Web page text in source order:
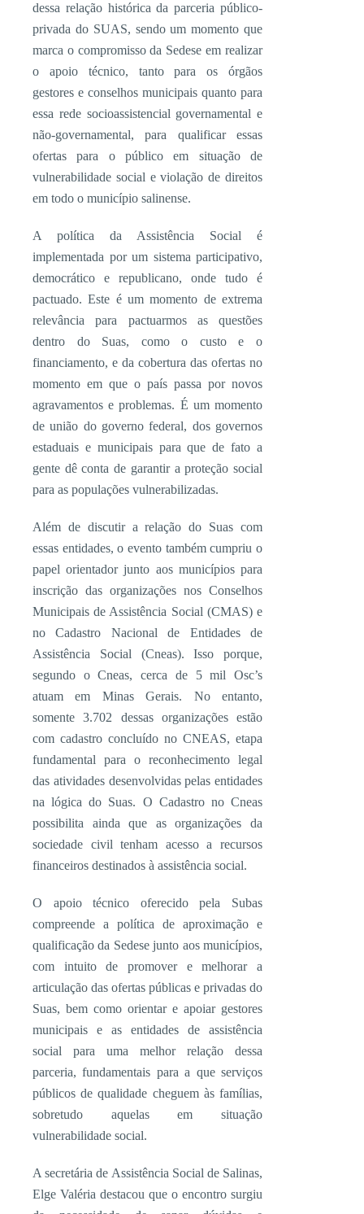
dessa relação histórica da parceria público-
privada do SUAS, sendo um momento que
marca o compromisso da Sedese em realizar
o apoio técnico, tanto para os órgãos
gestores e conselhos municipais quanto para
essa rede socioassistencial governamental e
não-governamental, para qualificar essas
ofertas para o público em situação de
vulnerabilidade social e violação de direitos
em todo o município salinense.
A política da Assistência Social é
implementada por um sistema participativo,
democrático e republicano, onde tudo é
pactuado. Este é um momento de extrema
relevância para pactuarmos as questões
dentro do Suas, como o custo e o
financiamento, e da cobertura das ofertas no
momento em que o país passa por novos
agravamentos e problemas. É um momento
de união do governo federal, dos governos
estaduais e municipais para que de fato a
gente dê conta de garantir a proteção social
para as populações vulnerabilizadas.
Além de discutir a relação do Suas com
essas entidades, o evento também cumpriu o
papel orientador junto aos municípios para
inscrição das organizações nos Conselhos
Municipais de Assistência Social (CMAS) e
no Cadastro Nacional de Entidades de
Assistência Social (Cneas). Isso porque,
segundo o Cneas, cerca de 5 mil Osc’s
atuam em Minas Gerais. No entanto,
somente 3.702 dessas organizações estão
com cadastro concluído no CNEAS, etapa
fundamental para o reconhecimento legal
das atividades desenvolvidas pelas entidades
na lógica do Suas. O Cadastro no Cneas
possibilita ainda que as organizações da
sociedade civil tenham acesso a recursos
financeiros destinados à assistência social.
O apoio técnico oferecido pela Subas
compreende a política de aproximação e
qualificação da Sedese junto aos municípios,
com intuito de promover e melhorar a
articulação das ofertas públicas e privadas do
Suas, bem como orientar e apoiar gestores
municipais e as entidades de assistência
social para uma melhor relação dessa
parceria, fundamentais para a que serviços
públicos de qualidade cheguem às famílias,
sobretudo aquelas em situação
vulnerabilidade social.
A secretária de Assistência Social de Salinas,
Elge Valéria destacou que o encontro surgiu